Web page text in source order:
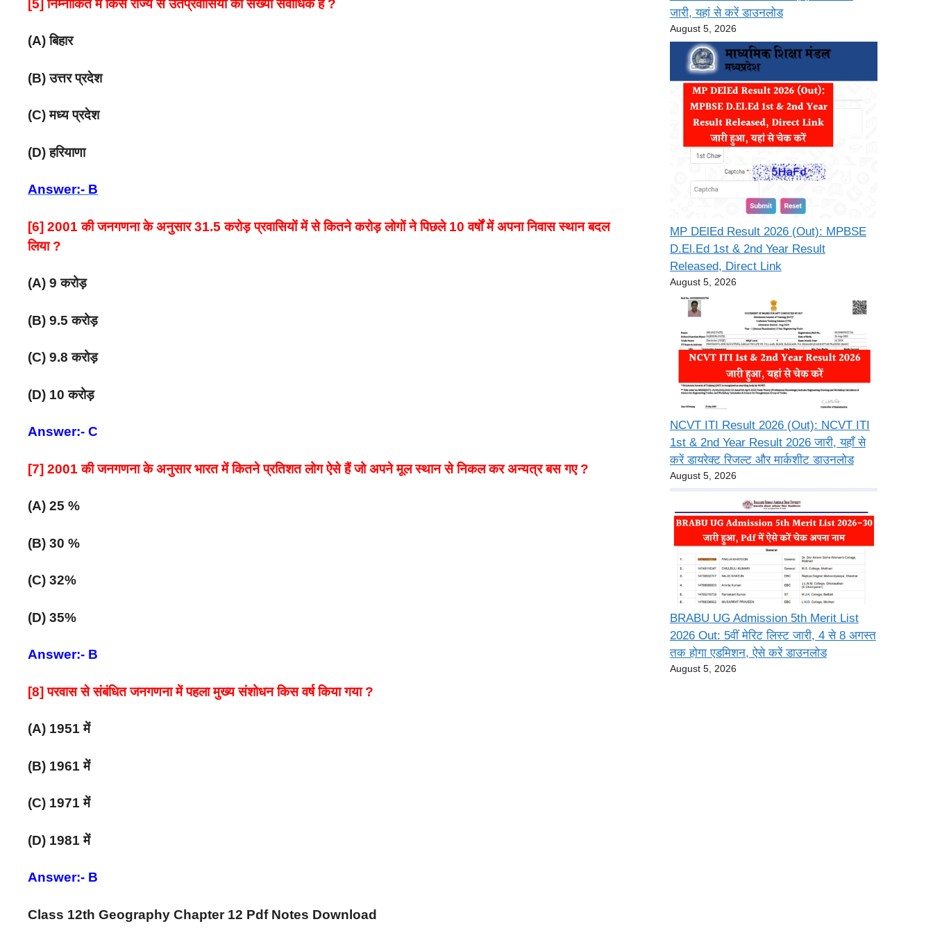
[5] निम्नांकित में किस राज्य से उतप्रवासियों की संख्या सर्वाधिक है ?
(A) बिहार
(B) उत्तर प्रदेश
(C) मध्य प्रदेश
(D) हरियाणा
Answer:- B
[6] 2001 की जनगणना के अनुसार 31.5 करोड़ प्रवासियों में से कितने करोड़ लोगों ने पिछले 10 वर्षों में अपना निवास स्थान बदल
लिया ?
(A) 9 करोड़
(B) 9.5 करोड़
(C) 9.8 करोड़
(D) 10 करोड़
Answer:- C
[7] 2001 की जनगणना के अनुसार भारत में कितने प्रतिशत लोग ऐसे हैं जो अपने मूल स्थान से निकल कर अन्यत्र बस गए ?
(A) 25 %
(B) 30 %
(C) 32%
(D) 35%
Answer:- B
[8] परवास से संबंधित जनगणना में पहला मुख्य संशोधन किस वर्ष किया गया ?
(A) 1951 में
(B) 1961 में
(C) 1971 में
(D) 1981 में
Answer:- B
Class 12th Geography Chapter 12 Pdf Notes Download
जारी, यहां से करें डाउनलोड
August 5, 2026
MP DElEd Result 2026 (Out): MPBSE
D.El.Ed 1st & 2nd Year Result
Released, Direct Link
August 5, 2026
NCVT ITI Result 2026 (Out): NCVT ITI
1st & 2nd Year Result 2026 जारी, यहाँ से
करें डायरेक्ट रिजल्ट और मार्कशीट डाउनलोड
August 5, 2026
BRABU UG Admission 5th Merit List
2026 Out: 5वीं मेरिट लिस्ट जारी, 4 से 8 अगस्त
तक होगा एडमिशन, ऐसे करें डाउनलोड
August 5, 2026